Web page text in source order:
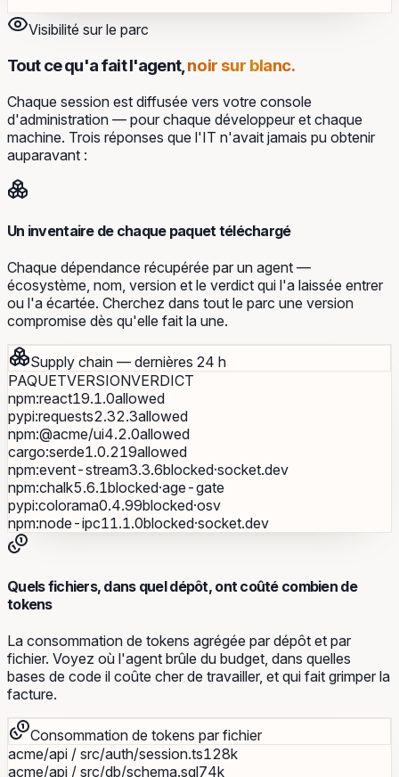
Visibilité sur le parc
Tout ce qu'a fait l'agent,noir sur blanc.
Chaque session est diffusée vers votre console
d'administration — pour chaque développeur et chaque
machine. Trois réponses que l'IT n'avait jamais pu obtenir
auparavant :
Un inventaire de chaque paquet téléchargé
Chaque dépendance récupérée par un agent —
écosystème, nom, version et le verdict qui l'a laissée entrer
ou l'a écartée. Cherchez dans tout le parc une version
compromise dès qu'elle fait la une.
Supply chain — dernières 24 h
PAQUETVERSIONVERDICT
npm:react19.1.0allowed
pypi:requests2.32.3allowed
npm:@acme/ui4.2.0allowed
cargo:serde1.0.219allowed
npm:event-stream3.3.6blocked·socket.dev
npm:chalk5.6.1blocked·age-gate
pypi:colorama0.4.99blocked·osv
npm:node-ipc11.1.0blocked·socket.dev
Quels fichiers, dans quel dépôt, ont coûté combien de
tokens
La consommation de tokens agrégée par dépôt et par
fichier. Voyez où l'agent brûle du budget, dans quelles
bases de code il coûte cher de travailler, et qui fait grimper la
facture.
Consommation de tokens par fichier
acme/api / src/auth/session.ts128k
acme/api / src/db/schema.sql74k